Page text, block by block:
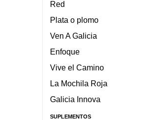
Red
Plata o plomo
Ven A Galicia
Enfoque
Vive el Camino
La Mochila Roja
Galicia Innova
SUPLEMENTOS